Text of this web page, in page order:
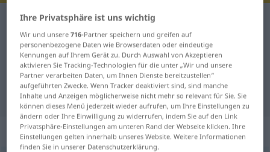
Englisch-Deutsch Wörterbuch
Englisch-Deutsch Übersetzung für
"ready-made"
"ready-made" Deutsch Übersetzung
„ready-made“: adjective
Ihre Privatsphäre ist uns wichtig
Wir und unsere716-Partner speichern und greifen auf
personenbezogene Daten wie Browserdaten oder eindeutige
Kennungen auf Ihrem Gerät zu. Durch Auswahl von Akzeptieren
aktivieren Sie Tracking-Technologien für die unter „Wir und unsere
Partner verarbeiten Daten, um Ihnen Dienste bereitzustellen“
aufgeführten Zwecke. Wenn Tracker deaktiviert sind, sind manche
Inhalte und Anzeigen möglicherweise nicht mehr so relevant für Sie. Sie
können dieses Menü jederzeit wieder aufrufen, um Ihre Einstellungen zu
ändern oder Ihre Einwilligung zu widerrufen, indem Sie auf den Link
Privatsphäre-Einstellungen am unteren Rand der Webseite klicken. Ihre
Einstellungen gelten innerhalb unseres Website. Weitere Informationen
finden Sie in unserer Datenschutzerklärung.